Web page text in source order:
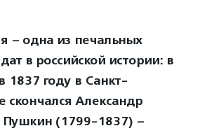
– одна из печальных
в российской истории: в
1837 году в Санкт-
скончался Александр
Пушкин (1799-1837) –